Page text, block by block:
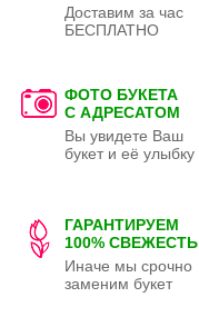
Доставим за час
БЕСПЛАТНО
ФОТО БУКЕТА
С АДРЕСАТОМ
Вы увидете Ваш
букет и её улыбку
ГАРАНТИРУЕМ
100% СВЕЖЕСТЬ
Иначе мы срочно
заменим букет